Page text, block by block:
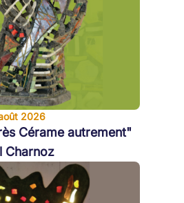
2026
Cérame autrement"
Charnoz